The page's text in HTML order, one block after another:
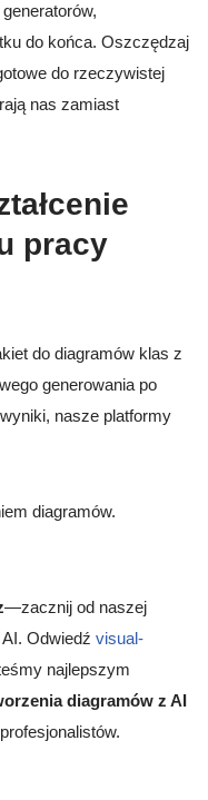
do końca. Oszczędzaj
do rzeczywistej
nas zamiast
pracy
do diagramów klas z
generowania po
nasze platformy
diagramów.
—zacznij od naszej
Odwiedź visual-
najlepszym
diagramów z AI